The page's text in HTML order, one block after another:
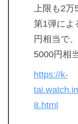
上限も2
第1弾によ
円相当で
5000円相当
https://k-
8.html